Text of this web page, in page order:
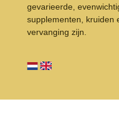
gevarieerde,
supplementen, kruiden
vervanging zijn.